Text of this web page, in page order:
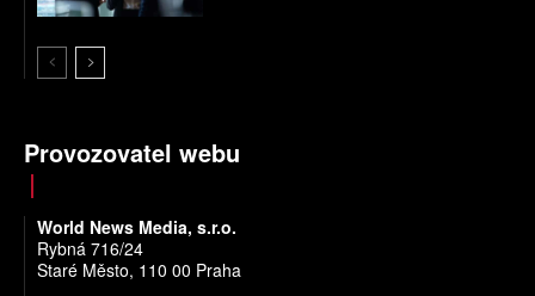
Provozovatel webu
World News Media, s.r.o.
Rybná 716/24
Staré Město, 110 00 Praha